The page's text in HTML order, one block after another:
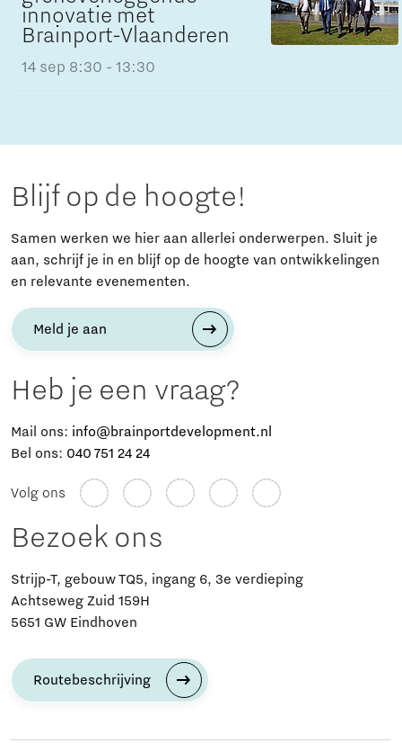
innovatie met
Brainport-Vlaanderen
14 sep 8:30 - 13:30
Blijf op de hoogte!
Samen werken we hier aan allerlei onderwerpen. Sluit je
aan, schrijf je in en blijf op de hoogte van ontwikkelingen
en relevante evenementen.
Meld je aan
Heb je een vraag?
Mail ons: info@brainportdevelopment.nl
Bel ons: 040 751 24 24
Volg ons
Bezoek ons
Strijp-T, gebouw TQ5, ingang 6, 3e verdieping
Achtseweg Zuid 159H
5651 GW Eindhoven
Routebeschrijving